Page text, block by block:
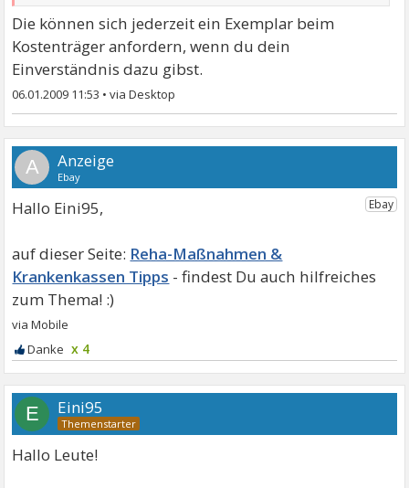
Die können sich jederzeit ein Exemplar beim
Kostenträger anfordern, wenn du dein
Einverständnis dazu gibst.
06.01.2009 11:53 •
A
Hallo Eini95,
Reha-Maßnahmen &
Krankenkassen Tipps
x 4
E Eini95
Hallo Leute!